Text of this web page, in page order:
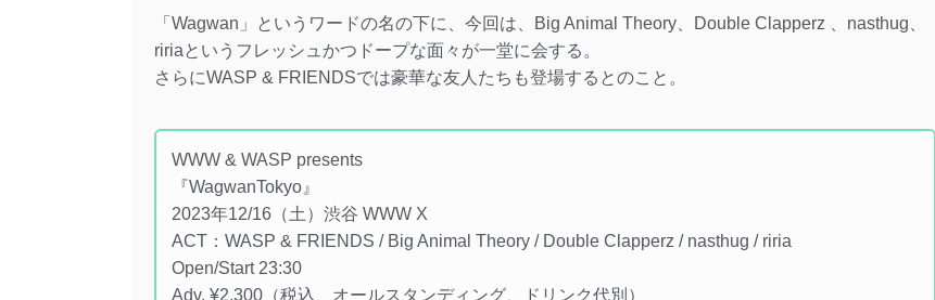
「Wagwan」というワードの名の下に、今回は、Big Animal Theory、Double Clapperz 、nasthug、
ririaというフレッシュかつドープな面々が一堂に会する。
さらにWASP & FRIENDSでは豪華な友人たちも登場するとのこと。
WWW & WASP presents
『WagwanTokyo』
2023年12/16（土）渋谷 WWW X
ACT：WASP & FRIENDS / Big Animal Theory / Double Clapperz / nasthug / riria
Open/Start 23:30
Adv. ¥2,300（税込、オールスタンディング、ドリンク代別）